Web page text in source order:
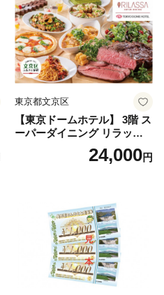
東京都文京区
【東京ドームホテル】 3階 ス
ーパーダイニング リラッサ
ランチブッフェ お食事券 大
人1名様分 関東 東京 ご利用
24,000円